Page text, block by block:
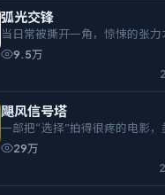
弧光交锋
当日常被撕开一角，惊悚的张力
9.5万
飓风信号塔
一部把“选择”拍得很疼的电影
疑。29万